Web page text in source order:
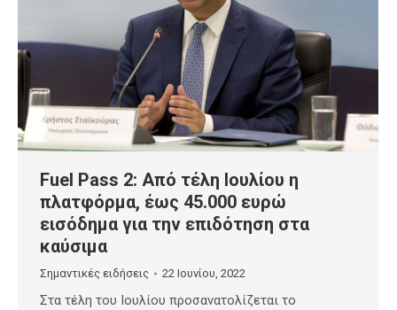
Fuel Pass 2: Από τέλη Ιουλίου η
πλατφόρμα, έως 45.000 ευρώ
εισόδημα για την επιδότηση στα
καύσιμα
Σημαντικές ειδήσεις 22 Ιουνίου, 2022
Στα τέλη του Ιουλίου προσανατολίζεται το